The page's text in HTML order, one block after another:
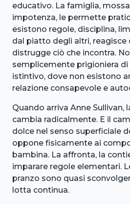
educativo. La famiglia,
impotenza, le permette
esistono regole, disciplina,
dal piatto degli altri, reagisce
distrugge ciò che incontra.
semplicemente prigioniera
istintivo, dove non esistono
relazione consapevole e
Quando arriva Anne Sullivan,
cambia radicalmente. E il
dolce nel senso superficiale
oppone fisicamente ai
bambina. La affronta, la
imparare regole elementari.
pranzo sono quasi
lotta continua.